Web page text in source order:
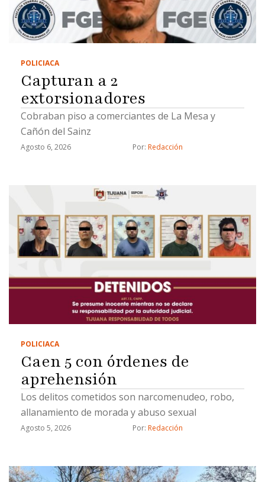
POLICIACA
Capturan a 2
extorsionadores
Cobraban piso a comerciantes de La Mesa y
Cañón del Sainz
Agosto 6, 2026 Por: Redacción
POLICIACA
Caen 5 con órdenes de
aprehensión
Los delitos cometidos son narcomenudeo, robo,
allanamiento de morada y abuso sexual
Agosto 5, 2026 Por: Redacción